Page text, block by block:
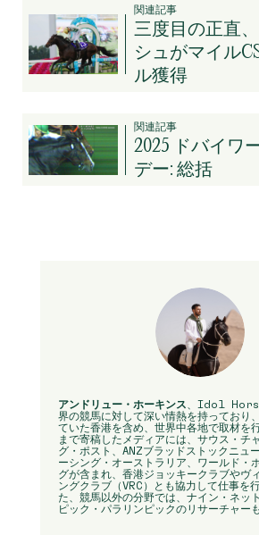
関連記事
三度目の正直
シュがマイル
ル獲得
関連記事
2025 ドバイワ
デー: 総括
アンドリュー・ホーキンス 、Idol
界の競馬に対して深い情熱を持っており
ていた香港を含め、世界中各地で取材を
まで寄稿したメディアには、サウス・チ
グ・ポスト、ANZブラッドストックニュ
ーシング・オーストラリア、ワールド・
グが含まれ、香港ジョッキークラブやヴ
ングクラブ（VRC）とも協力して仕事を
た、競馬以外の分野では、ナイン・ネッ
ピック・パラリンピックのリサーチャー